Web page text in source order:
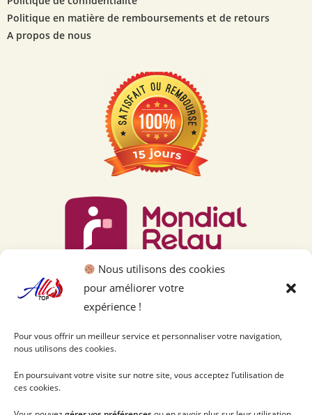
Nous utilisons des cookies
pour améliorer votre
expérience !
Pour vous offrir un meilleur service et personnaliser votre navigation,
nous utilisons des cookies.
En poursuivant votre visite sur notre site, vous acceptez l’utilisation de
ces cookies.
Politique en matière de remboursements et de retours
A propos de nous